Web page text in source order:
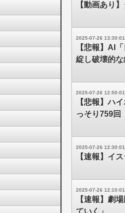
【動画あり
2025-07-26 13:30:01
【悲報】AI
綻し破壊的
2025-07-26 12:50:01
【悲報】ハ
っそり759
2025-07-26 12:30:01
【速報】イ
2025-07-26 12:10:01
【速報】劇
ていく」